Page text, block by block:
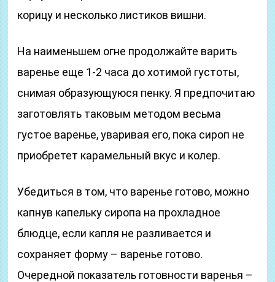
корицу и несколько листиков вишни.
На наименьшем огне продолжайте варить
варенье еще 1-2 часа до хотимой густоты,
снимая образующуюся пенку. Я предпочитаю
заготовлять таковым методом весьма
густое варенье, уваривая его, пока сироп не
приобретет карамельный вкус и колер.
Убедиться в том, что варенье готово, можно
капнув капельку сиропа на прохладное
блюдце, если капля не разливается и
сохраняет форму – варенье готово.
Очередной показатель готовности варенья –